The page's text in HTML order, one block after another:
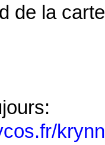
de la carte